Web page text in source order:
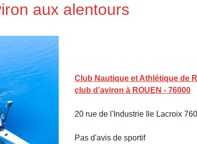
aux alentours
Club Nautique et Athlétique de
club d'aviron à ROUEN - 76000
20 rue de l'Industrie Ile Lacroix
Pas d'avis de sportif